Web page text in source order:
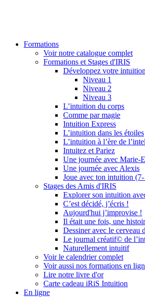
Formations
Voir notre catalogue complet
Formations et Stages d'IRIS
Développez votre intuition
Niveau 1
Niveau 2
Niveau 3
L’intuition du corps
Comme par magie
Intuition Express
L’intuition dans les étoiles
L’intuition à l’ère de
Intuitez et Pariez
Une journée avec Marie-
Une journée avec Alexis
Joue avec ton intuition
Stages des Amis d'IRIS
Explorer son intuition
C’est décidé, j’écris !
Aujourd'hui j’improvise !
Il était une fois, une
Dessiner avec le cerveau
Le journal créatif© de
Naturellement intuitif
Voir le calendrier complet
Voir aussi nos formations en
Lire notre livre d'or
Carte cadeau iRiS Intuition
En ligne